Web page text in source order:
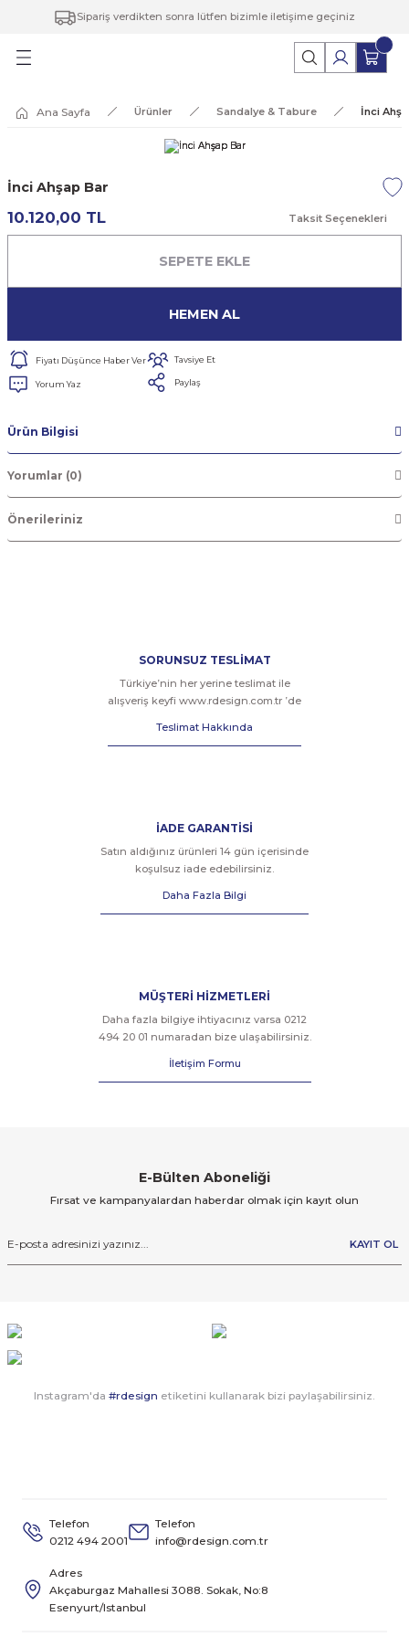
Sipariş verdikten sonra lütfen bizimle iletişime geçiniz
Geri Dön
Ofis Koltukları
Koltuklar / Kanepeler
Berjer & Puf
Berjer
Tamamlayıcılar
Depolama Sistemleri
Panel Gruplar
Masa Takımları
Ana Sayfa Ürünler Sandalye & Tabure İnci
İnci Ahşap Bar
10.120,00 TL Taksit Seçenekleri
SEPETE EKLE
HEMEN AL
Fiyatı Düşünce Haber Ver
Yorum Yaz
Tavsiye Et
Paylaş
Ürün Bilgisi
Yorumlar (0)
Önerileriniz
SORUNSUZ TESLİMAT
Türkiye’nin her yerine teslimat ile
alışveriş keyfi www.rdesign.com.tr ’de
Teslimat Hakkında
İADE GARANTİSİ
Satın aldığınız ürünleri 14 gün içerisinde
koşulsuz iade edebilirsiniz.
Daha Fazla Bilgi
MÜŞTERİ HİZMETLERİ
Daha fazla bilgiye ihtiyacınız varsa 0212
494 20 01 numaradan bize ulaşabilirsiniz.
İletişim Formu
E-Bülten Aboneliği
Fırsat ve kampanyalardan haberdar olmak için kayıt olun
KAYIT OL
Instagram'da #rdesign etiketini kullanarak bizi paylaşabilirsiniz.
Telefon
0212 494 2001
Telefon
info@rdesign.com.tr
Adres
Akçaburgaz Mahallesi 3088. Sokak, No:8
Esenyurt/Istanbul